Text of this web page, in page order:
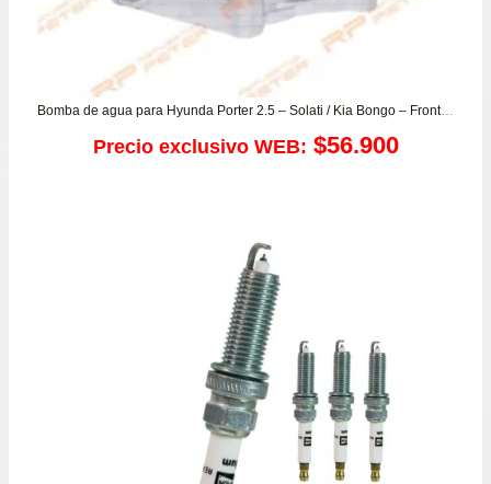
Bomba de agua para Hyunda Porter 2.5 – Solati / Kia Bongo – Frontier 2.5
Precio exclusivo WEB: $56.900